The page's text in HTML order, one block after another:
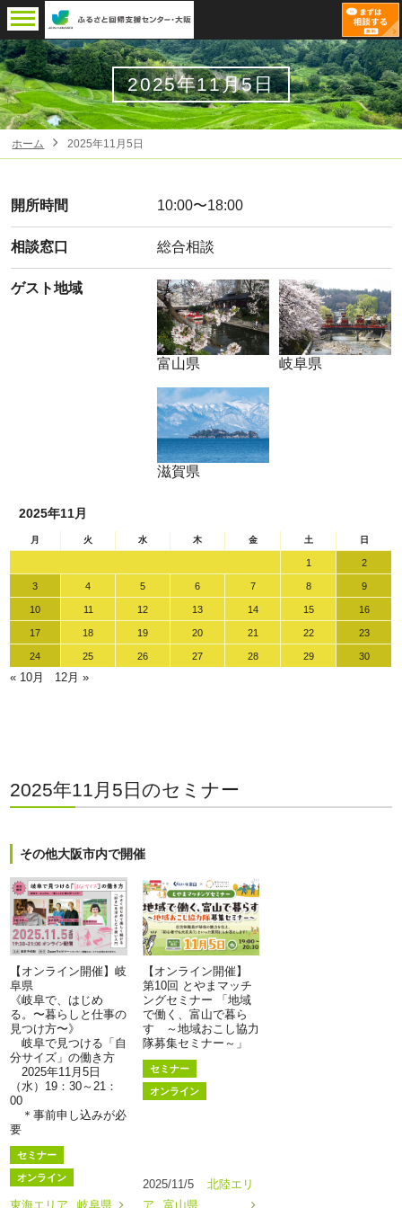
2025年11月5日
ホーム 2025年11月5日
開所時間 10:00〜18:00
相談窓口 総合相談
ゲスト地域
富山県 岐阜県
滋賀県
2025年11月
月 火 水 木 金 土 日
1 2
3 4 5 6 7 8 9
10 11 12 13 14 15 16
17 18 19 20 21 22 23
24 25 26 27 28 29 30
« 10月 12月 »
2025年11月5日のセミナー
その他大阪市内で開催
【オンライン開催】岐
阜県
《岐阜で、はじめ
る。〜暮らしと仕事の
見つけ方〜》
岐阜で見つける「自
分サイズ」の働き方
2025年11月5日
（水）19：30～21：
00
＊事前申し込みが必
要
セミナー
オンライン
東海エリア 岐阜県
【オンライン開催】
第10回 とやまマッチ
ングセミナー 「地域
で働く、富山で暮ら
す ～地域おこし協力
隊募集セミナー～」
セミナー
オンライン
2025/11/5
北陸エリ
ア
富山県